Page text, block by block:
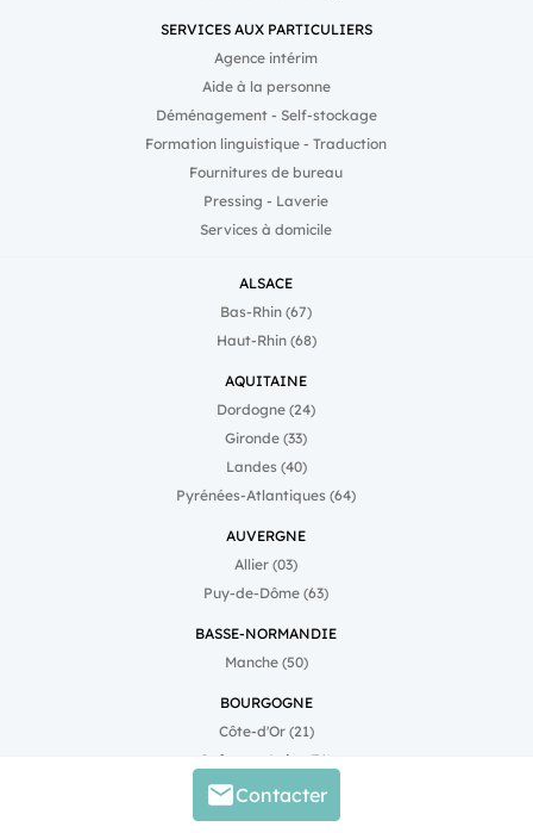
SERVICES AUX PARTICULIERS
Agence intérim
Aide à la personne
Déménagement - Self-stockage
Formation linguistique - Traduction
Fournitures de bureau
Pressing - Laverie
Services à domicile
ALSACE
Bas-Rhin (67)
Haut-Rhin (68)
AQUITAINE
Dordogne (24)
Gironde (33)
Landes (40)
Pyrénées-Atlantiques (64)
AUVERGNE
Allier (03)
Puy-de-Dôme (63)
BASSE-NORMANDIE
Manche (50)
BOURGOGNE
Côte-d'Or (21)
Saône-et-Loire (71)
CHAMPAGNE-ARDENNE
Contacter